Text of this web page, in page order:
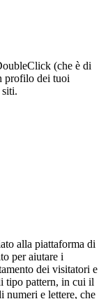
(che è di
profilo dei tuoi
alla piattaforma di
per aiutare i
dei visitatori e
tipo pattern, in cui il
numeri e lettere, che